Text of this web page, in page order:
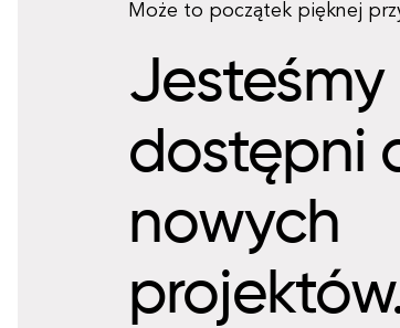
Może to początek pięknej
Jesteśmy
dostępni
nowych